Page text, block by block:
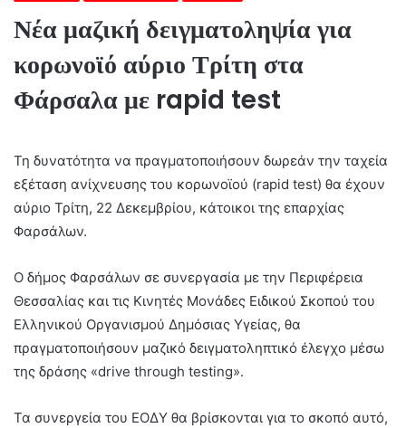
Νέα μαζική δειγματοληψία για
κορωνοϊό αύριο Τρίτη στα
Φάρσαλα με rapid test
Τη δυνατότητα να πραγματοποιήσουν δωρεάν την ταχεία
εξέταση ανίχνευσης του κορωνοϊού (rapid test) θα έχουν
αύριο Τρίτη, 22 Δεκεμβρίου, κάτοικοι της επαρχίας
Φαρσάλων.
Ο δήμος Φαρσάλων σε συνεργασία με την Περιφέρεια
Θεσσαλίας και τις Κινητές Μονάδες Ειδικού Σκοπού του
Ελληνικού Οργανισμού Δημόσιας Υγείας, θα
πραγματοποιήσουν μαζικό δειγματοληπτικό έλεγχο μέσω
της δράσης «drive through testing».
Τα συνεργεία του ΕΟΔΥ θα βρίσκονται για το σκοπό αυτό,